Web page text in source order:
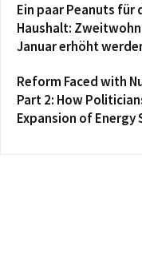
Ein paar Peanuts für
Haushalt:
Januar erhöht
Reform Faced with
Part 2: How
Expansion of Energy